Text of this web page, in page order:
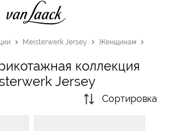
Meisterwerk Jersey Женщинам
коллекция
Jersey
Сортировка